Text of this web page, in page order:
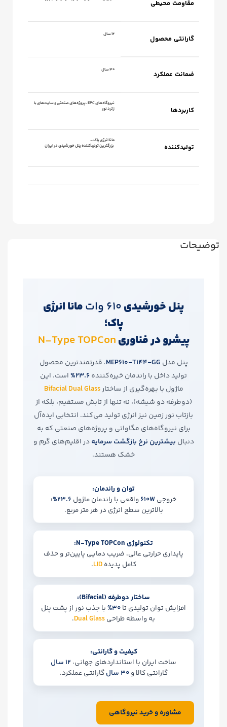
توضیحات
پنل خورشیدی610 وات
مانا انرژی
پاک؛
پیشرو در فناوریN-Type TOPCon
پنل مدل MEP610-T144-GG، قدرتمندترین محصول
تولید داخل با راندمان خیره‌کننده23.6%
است. این
ماژول با بهره‌گیری از ساختارBifacial Dual Glass
(دوطرفه دو شیشه)، نه تنها از تابش مستقیم، بلکه از
بازتاب نور زمین نیز انرژی تولید می‌کند. انتخابی ایده‌آل
برای نیروگاه‌های مگاواتی و پروژه‌های صنعتی که به
دنبال بیشترین نرخ بازگشت سرمایهدر اقلیم‌های گرم و
خشک هستند.
توان و راندمان:
خروجی610Wواقعی با راندمان ماژول 23.6% ؛
بالاترین سطح انرژی در هر متر مربع.
تکنولوژی N-Type TOPCon:
پایداری حرارتی عالی، ضریب دمایی پایین‌تر و حذف
کامل پدیدهLID
.
ساختار دوطرفه (Bifacial):
افزایش توان تولیدی تا30%
با جذب نور از پشت پنل
به واسطه طراحیDual Glass
.
کیفیت و گارانتی:
ساخت ایران با استانداردهای جهانی، 12 سال
گارانتی کالا و30 سال گارانتی عملکرد.
مشاوره و خرید نیروگاهی
مقاومت محیطی
گارانتی محصول 12 سال
ضمانت عملکرد 30 سال
کاربردها
نیروگاه‌های EPC ، پروژه‌های صنعتی و سایت‌های با
زترد نور
تولیدکننده
مانا انرژی پاک –
بزرگترین تولیدکننده پنل خورشیدی در ایران